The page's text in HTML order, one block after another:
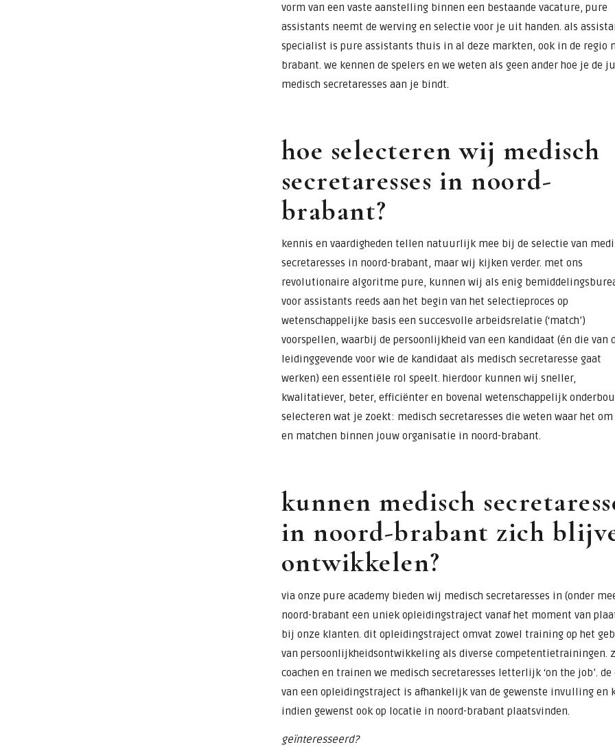
vorm van een vaste aanstelling binnen een bestaande vacature, pure
assistants neemt de werving en selectie voor je uit handen. als
specialist is pure assistants thuis in al deze markten, ook in de regio
brabant. we kennen de spelers en we weten als geen ander hoe je de
medisch secretaresses aan je bindt.
hoe selecteren wij medisch
secretaresses in noord-
brabant?
kennis en vaardigheden tellen natuurlijk mee bij de selectie van
secretaresses in noord-brabant, maar wij kijken verder. met ons
revolutionaire algoritme pure, kunnen wij als enig
voor assistants reeds aan het begin van het selectieproces op
wetenschappelijke basis een succesvolle arbeidsrelatie (‘match’)
voorspellen, waarbij de persoonlijkheid van een kandidaat (én die van
leidinggevende voor wie de kandidaat als medisch secretaresse gaat
werken) een essentiële rol speelt. hierdoor kunnen wij sneller,
kwalitatiever, beter, efficiënter en bovenal wetenschappelijk
selecteren wat je zoekt: medisch secretaresses die weten waar het
en matchen binnen jouw organisatie in noord-brabant.
kunnen medisch
in noord-brabant zich
ontwikkelen?
via onze pure academy bieden wij medisch secretaresses in (onder
noord-brabant een uniek opleidingstraject vanaf het moment van
bij onze klanten. dit opleidingstraject omvat zowel training op het
van persoonlijkheidsontwikkeling als diverse competentietrainingen.
coachen en trainen we medisch secretaresses letterlijk ‘on the job’.
van een opleidingstraject is afhankelijk van de gewenste invulling en
indien gewenst ook op locatie in noord-brabant plaatsvinden.
geïnteresseerd?